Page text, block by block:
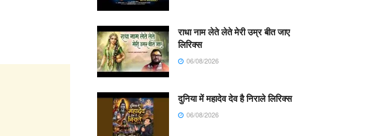
राधा नाम लेते लेते मेरी उम्र बीत जाए
लिरिक्स
06/08/2026
दुनिया में महादेव देव है निराले लिरिक्स
06/08/2026